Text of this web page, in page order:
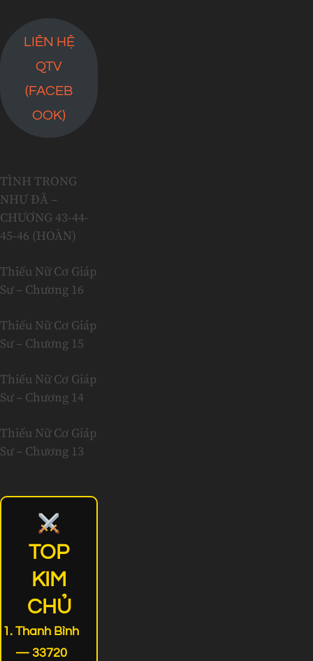
LIÊN HỆ
QTV
(FACEB
OOK)
TÌNH TRONG
NHƯ ĐÃ –
CHƯƠNG 43-44-
45-46 (HOÀN)
Thiếu Nữ Cơ Giáp
Sư – Chương 16
Thiếu Nữ Cơ Giáp
Sư – Chương 15
Thiếu Nữ Cơ Giáp
Sư – Chương 14
Thiếu Nữ Cơ Giáp
Sư – Chương 13
TOP
KIM
CHỦ
Thanh Bình
— 33720